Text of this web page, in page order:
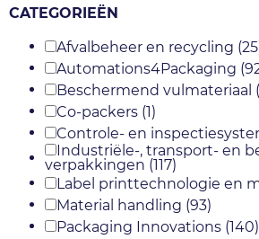
CATEGORIEËN
Afvalbeheer en recycling
Automations4Packaging
Beschermend vulmateriaal
Co-packers (1)
Controle- en
Industriële-, transport- en
verpakkingen (117)
Label printtechnologie en
Material handling (93)
Packaging Innovations (140)